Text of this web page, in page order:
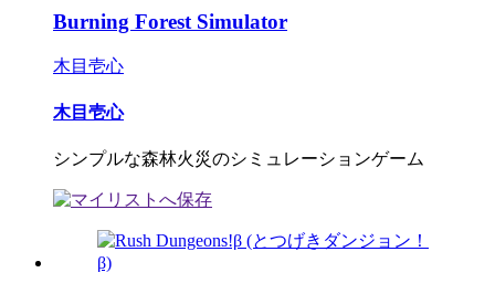
Burning Forest Simulator
木目壱心
木目壱心
シンプルな森林火災のシミュレーションゲーム